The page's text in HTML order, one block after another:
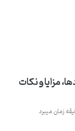
مزایا و نکات